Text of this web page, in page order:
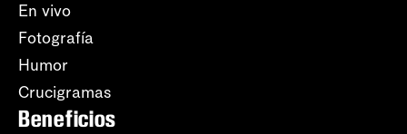
En vivo
Fotografía
Humor
Crucigramas
Beneficios